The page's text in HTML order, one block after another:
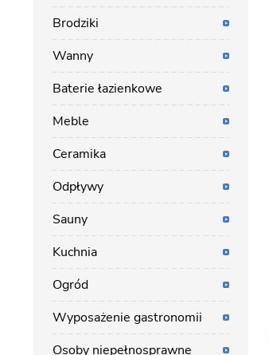
Brodziki
Wanny
Baterie łazienkowe
Meble
Ceramika
Odpływy
Sauny
Kuchnia
Ogród
Wyposażenie gastronomii
Osoby niepełnosprawne